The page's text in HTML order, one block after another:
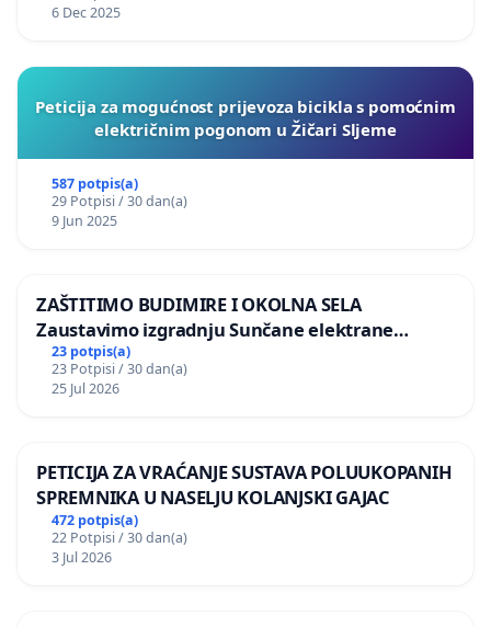
6 Dec 2025
Peticija za mogućnost prijevoza bicikla s pomoćnim
električnim pogonom u Žičari Sljeme
587 potpis(a)
29 Potpisi / 30 dan(a)
9 Jun 2025
ZAŠTITIMO BUDIMIRE I OKOLNA SELA
Zaustavimo izgradnju Sunčane elektrane
Vedrine na području Ugljana
23 potpis(a)
23 Potpisi / 30 dan(a)
25 Jul 2026
PETICIJA ZA VRAĆANJE SUSTAVA POLUUKOPANIH
SPREMNIKA U NASELJU KOLANJSKI GAJAC
472 potpis(a)
22 Potpisi / 30 dan(a)
3 Jul 2026